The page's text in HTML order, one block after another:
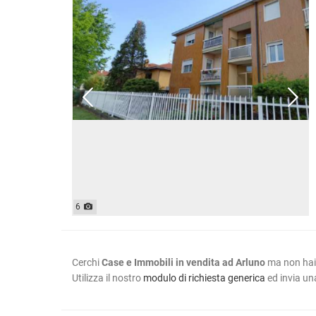
6
CerchiCase e Immobili in vendita ad Arluno ma non
Utilizza il nostro modulo di richiesta generica ed invia